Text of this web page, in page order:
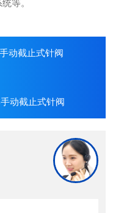
等。
动截止式针阀
动截止式针阀